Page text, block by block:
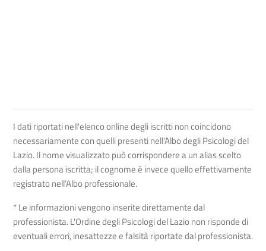
I dati riportati nell'elenco online degli iscritti non coincidono
necessariamente con quelli presenti nell’Albo degli Psicologi del
Lazio. Il nome visualizzato può corrispondere a un alias scelto
dalla persona iscritta; il cognome è invece quello effettivamente
registrato nell’Albo professionale.
* Le informazioni vengono inserite direttamente dal
professionista. L'Ordine degli Psicologi del Lazio non risponde di
eventuali errori, inesattezze e falsità riportate dal professionista.